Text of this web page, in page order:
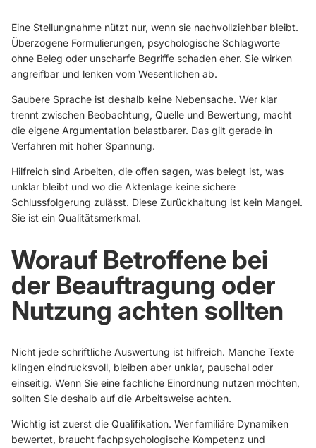
Eine Stellungnahme nützt nur, wenn sie nachvollziehbar bleibt.
Überzogene Formulierungen, psychologische Schlagworte
ohne Beleg oder unscharfe Begriffe schaden eher. Sie wirken
angreifbar und lenken vom Wesentlichen ab.
Saubere Sprache ist deshalb keine Nebensache. Wer klar
trennt zwischen Beobachtung, Quelle und Bewertung, macht
die eigene Argumentation belastbarer. Das gilt gerade in
Verfahren mit hoher Spannung.
Hilfreich sind Arbeiten, die offen sagen, was belegt ist, was
unklar bleibt und wo die Aktenlage keine sichere
Schlussfolgerung zulässt. Diese Zurückhaltung ist kein Mangel.
Sie ist ein Qualitätsmerkmal.
Worauf Betroffene bei
der Beauftragung oder
Nutzung achten sollten
Nicht jede schriftliche Auswertung ist hilfreich. Manche Texte
klingen eindrucksvoll, bleiben aber unklar, pauschal oder
einseitig. Wenn Sie eine fachliche Einordnung nutzen möchten,
sollten Sie deshalb auf die Arbeitsweise achten.
Wichtig ist zuerst die Qualifikation. Wer familiäre Dynamiken
bewertet, braucht fachpsychologische Kompetenz und